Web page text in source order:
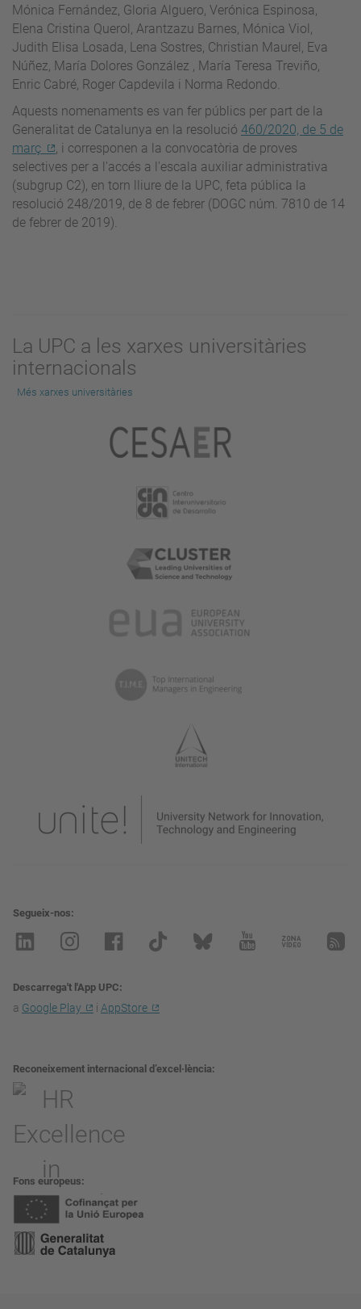
Mónica Fernández, Gloria Alguero, Verónica Espinosa,
Elena Cristina Querol, Arantzazu Barnes, Mónica Viol,
Judith Elisa Losada, Lena Sostres, Christian Maurel, Eva
Núñez, María Dolores González , María Teresa Treviño,
Enric Cabré, Roger Capdevila i Norma Redondo.
Aquests nomenaments es van fer públics per part de la
Generalitat de Catalunya en la resolució 460/2020, de 5 de
març
, i corresponen a la convocatòria de proves
selectives per a l'accés a l'escala auxiliar administrativa
(subgrup C2), en torn lliure de la UPC, feta pública la
resolució 248/2019, de 8 de febrer (DOGC núm. 7810 de 14
de febrer de 2019).
La UPC a les xarxes universitàries
internacionals
Més xarxes universitàries
Segueix-nos
Descarrega't l'App UPC
a Google Play i AppStore
Reconeixement internacional d’excel·lència
Fons europeus